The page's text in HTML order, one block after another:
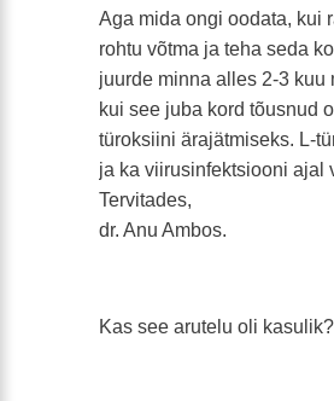
Aga mida ongi oodata, kui
rohtu võtma ja teha seda
juurde minna alles 2-3
kui see juba kord tõusnud
türoksiini ärajätmiseks. L-
ja ka viirusinfektsiooni ajal
Tervitades,
dr. Anu Ambos.
Kas see arutelu oli kasulik?